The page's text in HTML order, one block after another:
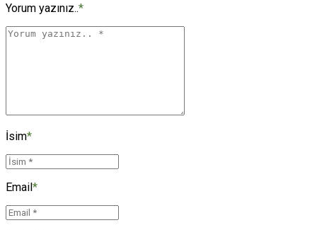
Yorum yazınız..*
İsim*
Email*